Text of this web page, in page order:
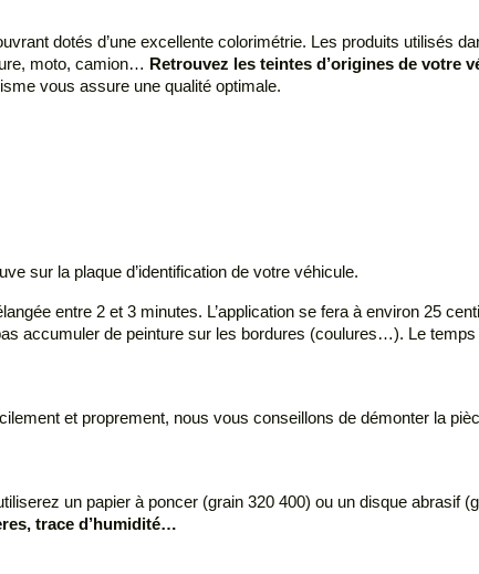
dotés d’une excellente colorimétrie. Les produits utilisés
moto, camion… Retrouvez les teintes d’origines de votre
vous assure une qualité optimale.
sur la plaque d’identification de votre véhicule.
entre 2 et 3 minutes. L’application se fera à environ 25
accumuler de peinture sur les bordures (coulures…). Le
et proprement, nous vous conseillons de démonter la
un papier à poncer (grain 320 400) ou un disque abrasif
trace d’humidité…